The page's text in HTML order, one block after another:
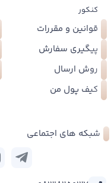
کنکور
قوانین و مقررات
پیگیری سفارش
روش ارسال
کیف پول من
شبکه های اجتماعی